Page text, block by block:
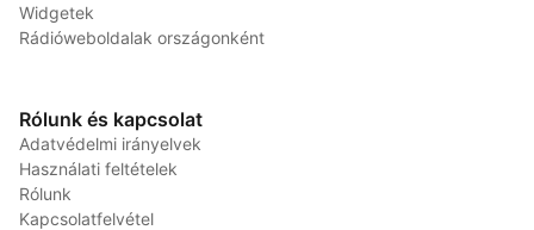
Widgetek
Rádióweboldalak országonként
Rólunk és kapcsolat
Adatvédelmi irányelvek
Használati feltételek
Rólunk
Kapcsolatfelvétel